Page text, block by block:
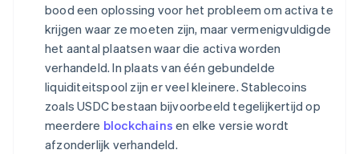
bood een oplossing voor het probleem om activa te
krijgen waar ze moeten zijn, maar vermenigvuldigde
het aantal plaatsen waar die activa worden
verhandeld. In plaats van één gebundelde
liquiditeitspool zijn er veel kleinere. Stablecoins
zoals USDC bestaan bijvoorbeeld tegelijkertijd op
meerdere blockchains en elke versie wordt
afzonderlijk verhandeld.